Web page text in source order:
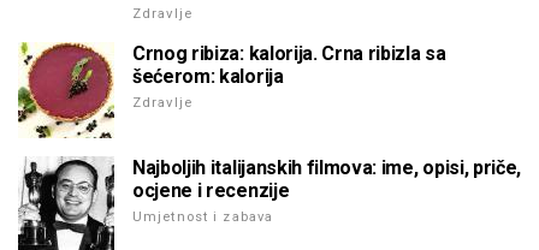
Zdravlje
Crnog ribiza: kalorija. Crna ribizla sa
šećerom: kalorija
Zdravlje
Najboljih italijanskih filmova: ime, opisi, priče,
ocjene i recenzije
Umjetnost i zabava